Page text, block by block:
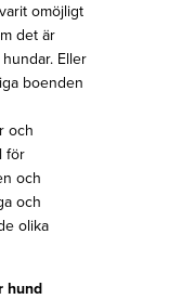
omöjligt
det är
Eller
boenden
och
för
och
och
olika
hund